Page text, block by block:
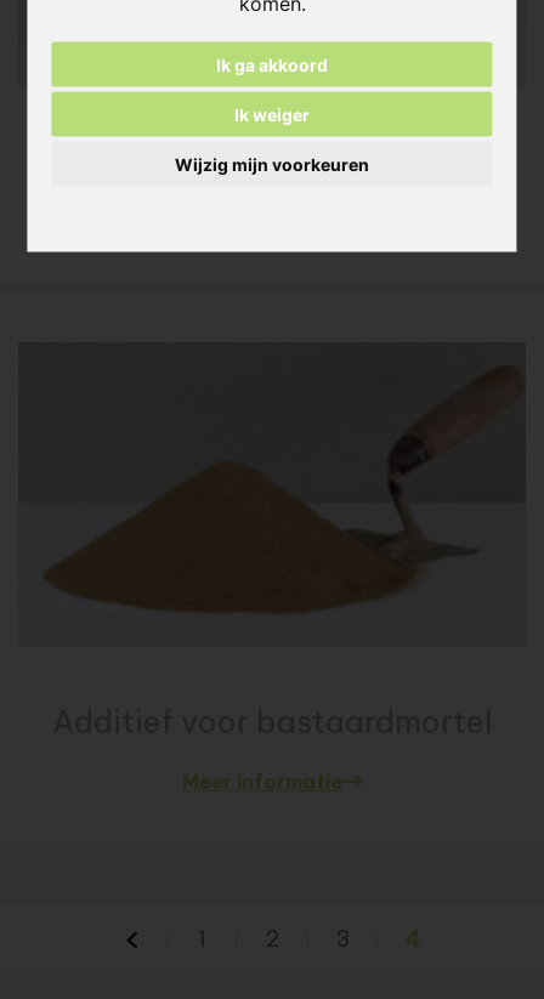
Ik ga akkoord
Ik weiger
Wijzig mijn voorkeuren
Leem Mortel
Meer informatie
1 2 3 4